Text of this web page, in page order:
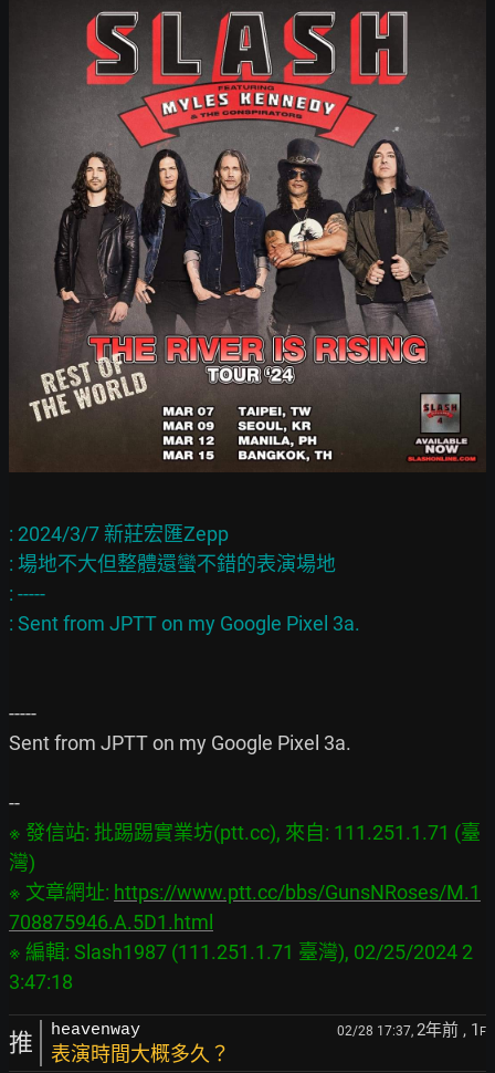
: 2024/3/7 新莊宏匯Zepp
: 場地不大但整體還蠻不錯的表演場地
: -----
-----
Sent from JPTT on my Google Pixel 3a.
※ 發信站: 批踢踢實業坊(ptt.cc), 來自: 111.251.1.71 (臺
灣)
※ 文章網址: https://www.ptt.cc/bbs/GunsNRoses/M.1
708875946.A.5D1.html
※ 編輯: Slash1987 (111.251.1.71 臺灣), 02/25/2024 2
推 heavenway 02/28 17:37, 2年前 , 1 F
表演時間大概多久？